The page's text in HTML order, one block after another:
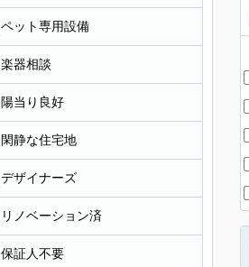
ペット専用設備
楽器相談
陽当り良好
閑静な住宅地
デザイナーズ
リノベーション済
保証人不要